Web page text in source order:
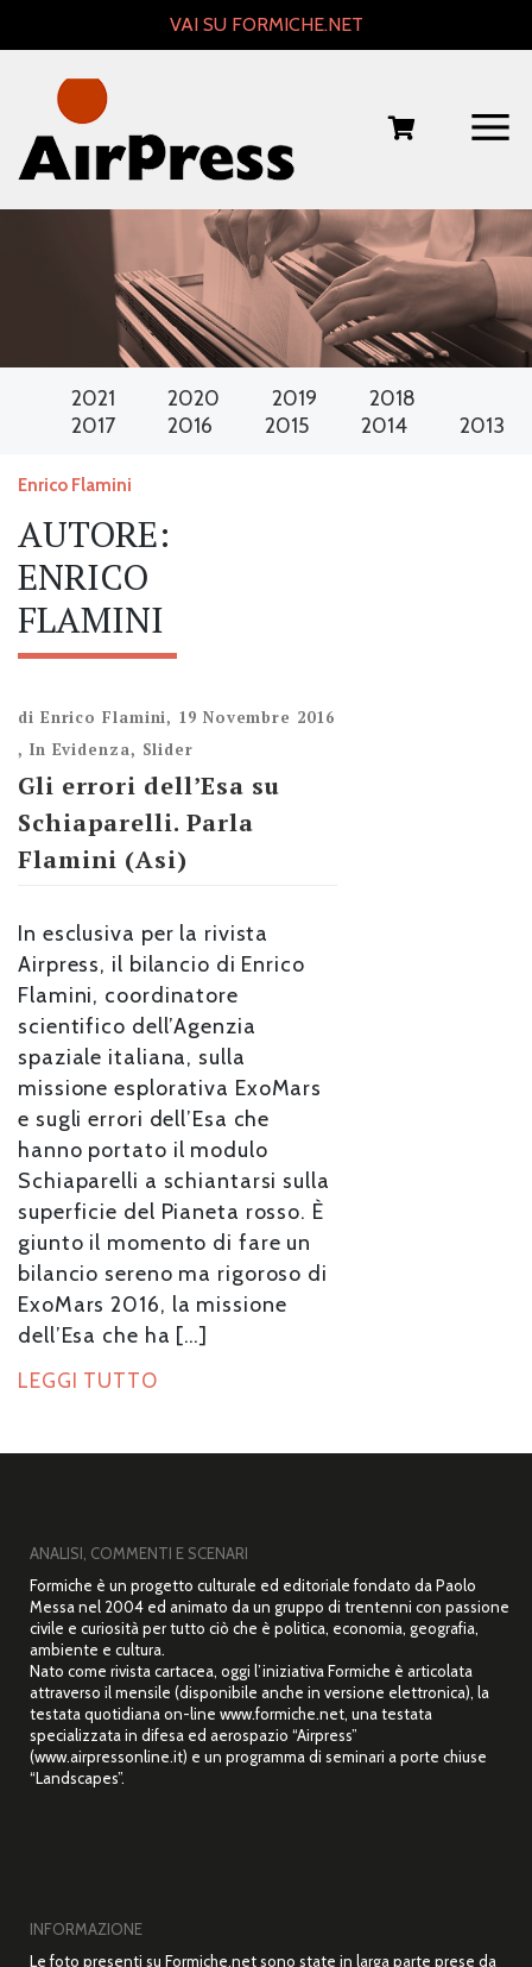
VAI SU FORMICHE.NET
2021 2020 2019
2018
2017
2016 2015 2014 2013
Enrico Flamini
AUTORE:
ENRICO
FLAMINI
di Enrico Flamini, 19 Novembre 2016
, In Evidenza, Slider
Gli errori dell’Esa su
Schiaparelli. Parla
Flamini (Asi)
In esclusiva per la rivista
Airpress, il bilancio di Enrico
Flamini, coordinatore
scientifico dell’Agenzia
spaziale italiana, sulla
missione esplorativa ExoMars
e sugli errori dell’Esa che
hanno portato il modulo
Schiaparelli a schiantarsi sulla
superficie del Pianeta rosso. È
giunto il momento di fare un
bilancio sereno ma rigoroso di
ExoMars 2016, la missione
dell’Esa che ha […]
LEGGI TUTTO
ANALISI, COMMENTI E SCENARI
Formiche è un progetto culturale ed editoriale fondato da Paolo
Messa nel 2004 ed animato da un gruppo di trentenni con passione
civile e curiosità per tutto ciò che è politica, economia, geografia,
ambiente e cultura.
Nato come rivista cartacea, oggi l’iniziativa Formiche è articolata
attraverso il mensile (disponibile anche in versione elettronica), la
testata quotidiana on-line www.formiche.net, una testata
specializzata in difesa ed aerospazio “Airpress”
(www.airpressonline.it) e un programma di seminari a porte chiuse
“Landscapes”.
INFORMAZIONE
Le foto presenti su Formiche.net sono state in larga parte prese da